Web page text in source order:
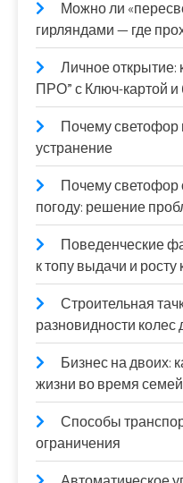
Можно ли
гирляндами — где
Личное открытие:
ПРО” с Ключ-картой
Почему светофор
устранение
Почему светофор
погоду: решение
Поведенческие
к топу выдачи и росту
Строительная
разновидности колес
Бизнес на двоих:
жизни во время
Способы
ограничения